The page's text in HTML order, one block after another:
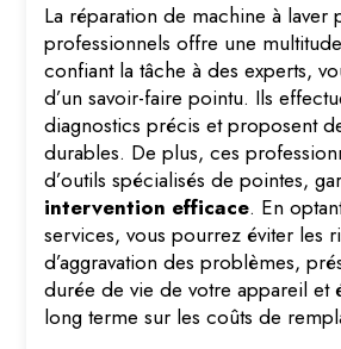
La réparation de machine à laver
professionnels offre une multitude
confiant la tâche à des experts,
d’un savoir-faire pointu. Ils
diagnostics précis et proposent
durables. De plus, ces
d’outils spécialisés de pointes,
intervention efficace. En
services, vous pourrez éviter les
d’aggravation des problèmes,
durée de vie de votre appareil et
long terme sur les coûts de